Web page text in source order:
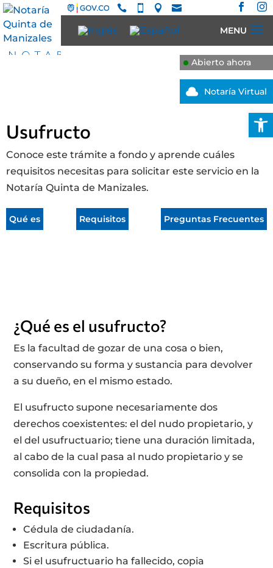
     
 Notaría Virtual
Abierto ahora
Usufructo
Conoce este trámite a fondo y aprende cuáles
requisitos necesitas para solicitar este servicio en la
Notaría Quinta de Manizales.
Qué es Requisitos Preguntas Frecuentes
¿Qué es el usufructo?
Es la facultad de gozar de una cosa o bien,
conservando su forma y sustancia para devolver
a su dueño, en el mismo estado.
El usufructo supone necesariamente dos
derechos coexistentes: el del nudo propietario, y
el del usufructuario; tiene una duración limitada,
al cabo de la cual pasa al nudo propietario y se
consolida con la propiedad.
Requisitos
Cédula de ciudadanía.
Escritura pública.
Si el usufructuario ha fallecido, copia